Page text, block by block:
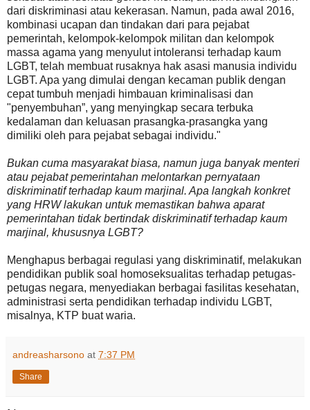
dari diskriminasi atau kekerasan. Namun, pada awal 2016,
kombinasi ucapan dan tindakan dari para pejabat
pemerintah, kelompok-kelompok militan dan kelompok
massa agama yang menyulut intoleransi terhadap kaum
LGBT, telah membuat rusaknya hak asasi manusia individu
LGBT. Apa yang dimulai dengan kecaman publik dengan
cepat tumbuh menjadi himbauan kriminalisasi dan
"penyembuhan”, yang menyingkap secara terbuka
kedalaman dan keluasan prasangka-prasangka yang
dimiliki oleh para pejabat sebagai individu."
Bukan cuma masyarakat biasa, namun juga banyak menteri
atau pejabat pemerintahan melontarkan pernyataan
diskriminatif terhadap kaum marjinal. Apa langkah konkret
yang HRW lakukan untuk memastikan bahwa aparat
pemerintahan tidak bertindak diskriminatif terhadap kaum
marjinal, khususnya LGBT?
Menghapus berbagai regulasi yang diskriminatif, melakukan
pendidikan publik soal homoseksualitas terhadap petugas-
petugas negara, menyediakan berbagai fasilitas kesehatan,
administrasi serta pendidikan terhadap individu LGBT,
misalnya, KTP buat waria.
andreasharsono at 7:37 PM
Share